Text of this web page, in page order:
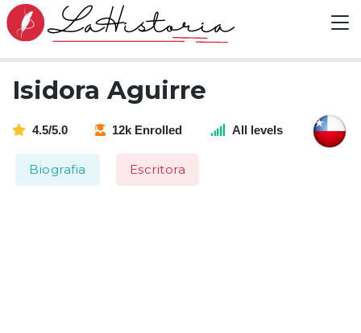
Isidora Aguirre
4.5/5.0 12k Enrolled All levels
Biografia Escritora